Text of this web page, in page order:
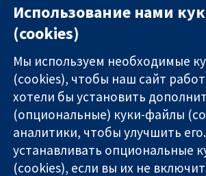
Надёжные
11-13 Cavendish
Square
London
Использование нами
(cookies)
Мы используем необходимые
(cookies), чтобы наш сайт
хотели бы установить
(опциональные) куки-файлы
аналитики, чтобы улучшить
устанавливать опциональные
(cookies), если вы их не